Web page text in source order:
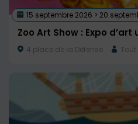
15 septembre 2026 > 20
Zoo Art Show : Expo
4 place de la Défense